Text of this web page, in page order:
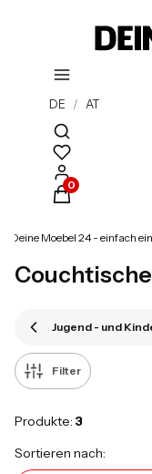
DE / AT
Suchmaschine
Produkte im
Deine Moebel 24 - einfach
Couchtische
Jugend - und
Filter
Produkte: 3
Produktliste
Sortieren nach: